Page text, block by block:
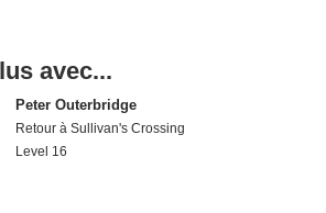
avec...
Peter Outerbridge
Retour à Sullivan's Crossing
Level 16